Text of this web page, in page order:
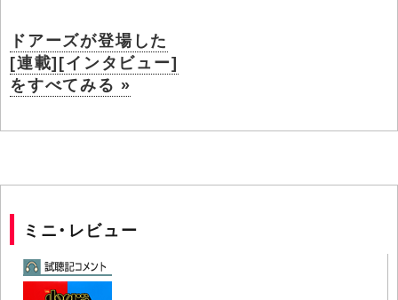
ドアーズが登場した
[連載][インタビュー]
をすべてみる »
ミニ・レビュー